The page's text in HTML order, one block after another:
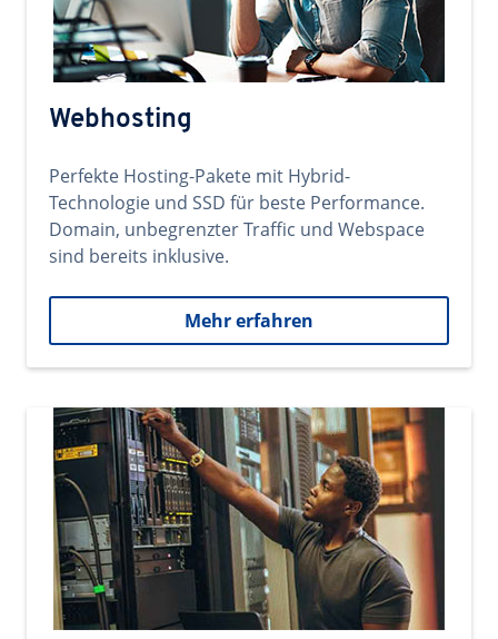
Webhosting
Perfekte Hosting-Pakete mit Hybrid-
Technologie und SSD für beste Performance.
Domain, unbegrenzter Traffic und Webspace
sind bereits inklusive.
Mehr erfahren